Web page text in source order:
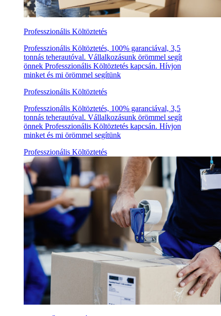
Professzionális Költöztetés
Professzionális Költöztetés, 100% garanciával, 3,5
tonnás teherautóval. Vállalkozásunk örömmel segít
önnek Professzionális Költöztetés kapcsán. Hívjon
minket és mi örömmel segítünk
Professzionális Költöztetés
Professzionális Költöztetés, 100% garanciával, 3,5
tonnás teherautóval. Vállalkozásunk örömmel segít
önnek Professzionális Költöztetés kapcsán. Hívjon
minket és mi örömmel segítünk
Professzionális Költöztetés